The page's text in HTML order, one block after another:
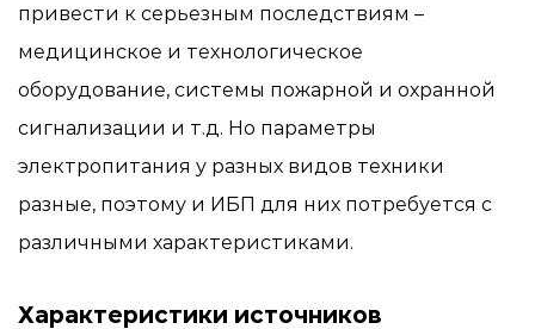
привести к серьезным последствиям –
медицинское и технологическое
оборудование, системы пожарной и охранной
сигнализации и т.д. Но параметры
электропитания у разных видов техники
разные, поэтому и ИБП для них потребуется с
различными характеристиками.
Характеристики источников